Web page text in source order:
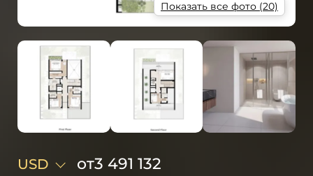
USD от3 491 132
Показать все фото (20)